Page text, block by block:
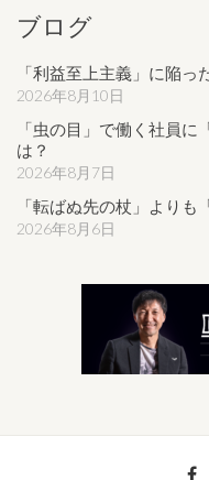
ブログ
「利益至上主義」に陥っ
2026年8月10日
「虫の目」で働く社員
は？
2026年8月7日
「転ばぬ先の杖」よりも
2026年8月6日